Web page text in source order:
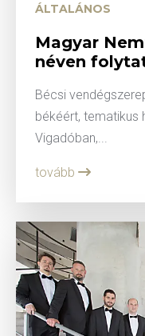
ÁLTALÁNOS
Magyar
néven
Bécsi
békéért, tematikus
Vigadóban,...
tovább